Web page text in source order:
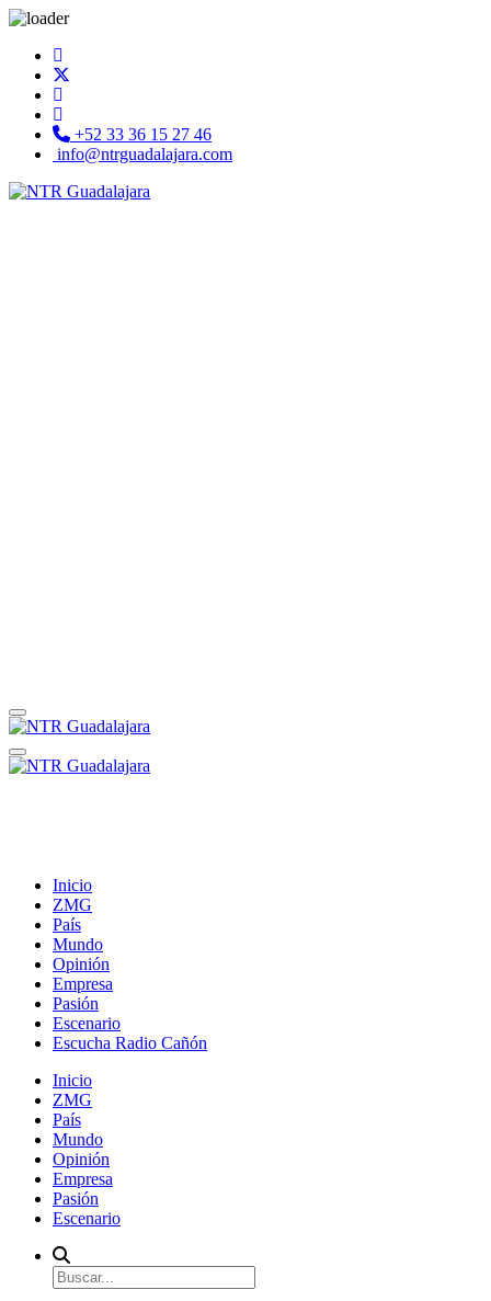
+52 33 36 15 27 46
info@ntrguadalajara.com
Inicio
ZMG
País
Mundo
Opinión
Empresa
Pasión
Escenario
Escucha Radio Cañón
Inicio
ZMG
País
Mundo
Opinión
Empresa
Pasión
Escenario